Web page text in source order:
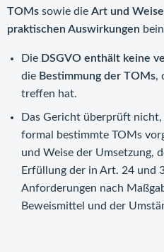
TOMs sowie die Art und Weise
praktischen Auswirkungen
Die DSGVO enthält keine
die Bestimmung der TOMs,
treffen hat.
Das Gericht überprüft
formal bestimmte TOMs
und Weise der Umsetzung,
Erfüllung der in Art. 24 und
Anforderungen nach
Beweismittel und der